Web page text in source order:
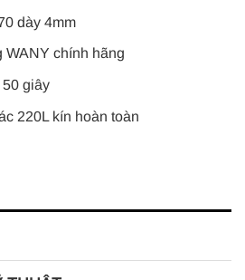
dày 4mm
WANY chính hãng
giây
220L kín hoàn toàn